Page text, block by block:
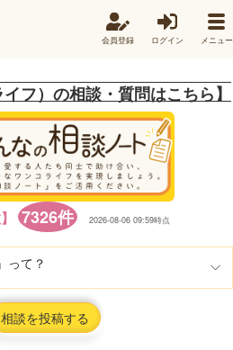
会員登録 ログイン メニュー
フ）の相談・質問はこちら】
7326件 2026-08-06 09:59時点
って？
相談を投稿する